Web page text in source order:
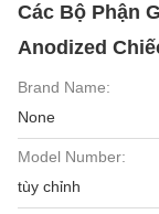
Các Bộ Phận
Anodized
Brand Name:
None
Model Number:
tùy chỉnh